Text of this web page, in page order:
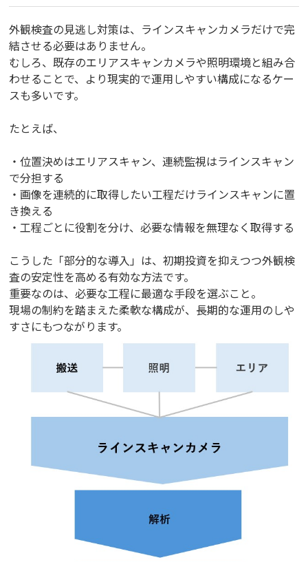
外観検査の見逃し対策は、ラインスキャンカメラだけで完
結させる必要はありません。
むしろ、既存のエリアスキャンカメラや照明環境と組み合
わせることで、より現実的で運用しやすい構成になるケー
スも多いです。
たとえば、
・位置決めはエリアスキャン、連続監視はラインスキャン
で分担する
・画像を連続的に取得したい工程だけラインスキャンに置
き換える
・工程ごとに役割を分け、必要な情報を無理なく取得する
こうした「部分的な導入」は、初期投資を抑えつつ外観検
査の安定性を高める有効な方法です。
重要なのは、必要な工程に最適な手段を選ぶこと。
現場の制約を踏まえた柔軟な構成が、長期的な運用のしや
すさにもつながります。